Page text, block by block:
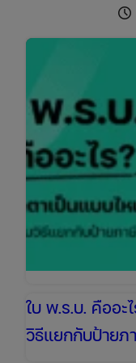
รถ
เช็ก
ข้อ
เพื่อ
เตรี
ให้
schedule
ใบ พ.ร.บ. คืออะ
วิธีแยกกับป้ายภ